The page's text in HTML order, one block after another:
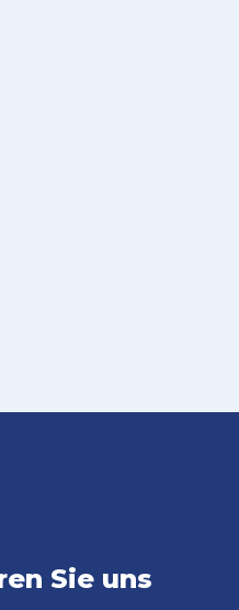
Sie uns